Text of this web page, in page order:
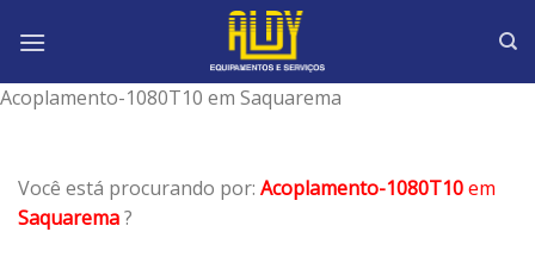
Acoplamento-1080T10 em Saquarema
Você está procurando por: Acoplamento-1080T10em
Saquarema?